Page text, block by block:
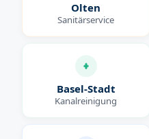
Olten
Sanitärservice
Basel-Stadt
Kanalreinigung